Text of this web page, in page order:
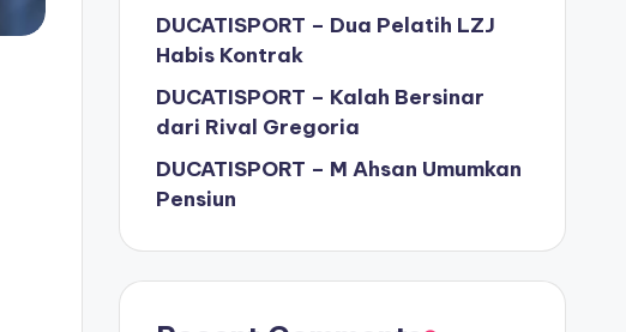
DUCATISPORT – Dua Pelatih LZJ
Habis Kontrak
DUCATISPORT – Kalah Bersinar
dari Rival Gregoria
DUCATISPORT – M Ahsan Umumkan
Pensiun